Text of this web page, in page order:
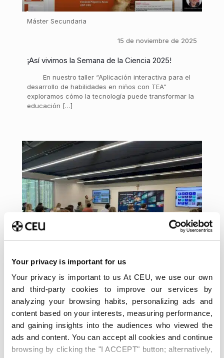
Your privacy is important for us
Your privacy is important to us At CEU, we use our own
and third-party cookies to improve our services by
analyzing your browsing habits, personalizing ads and
content based on your interests, measuring performance,
and gaining insights into the audiences who viewed the
ads and content. You can accept all cookies and continue
browsing by clicking the "I ACCEPT" button; alternatively,
Máster Secundaria
15 de noviembre de 2025
¡Así vivimos la Semana de la Ciencia 2025!
En nuestro taller “Aplicación interactiva para el
desarrollo de habilidades en niños con TEA”
exploramos cómo la tecnología puede transformar la
educación […]
Máster Secundaria
2 de octubre de 2025
Máster Porfesorado de Secundaria. INICIA curso
25-26
Ayer arrancamos las clases del Máster Universitario